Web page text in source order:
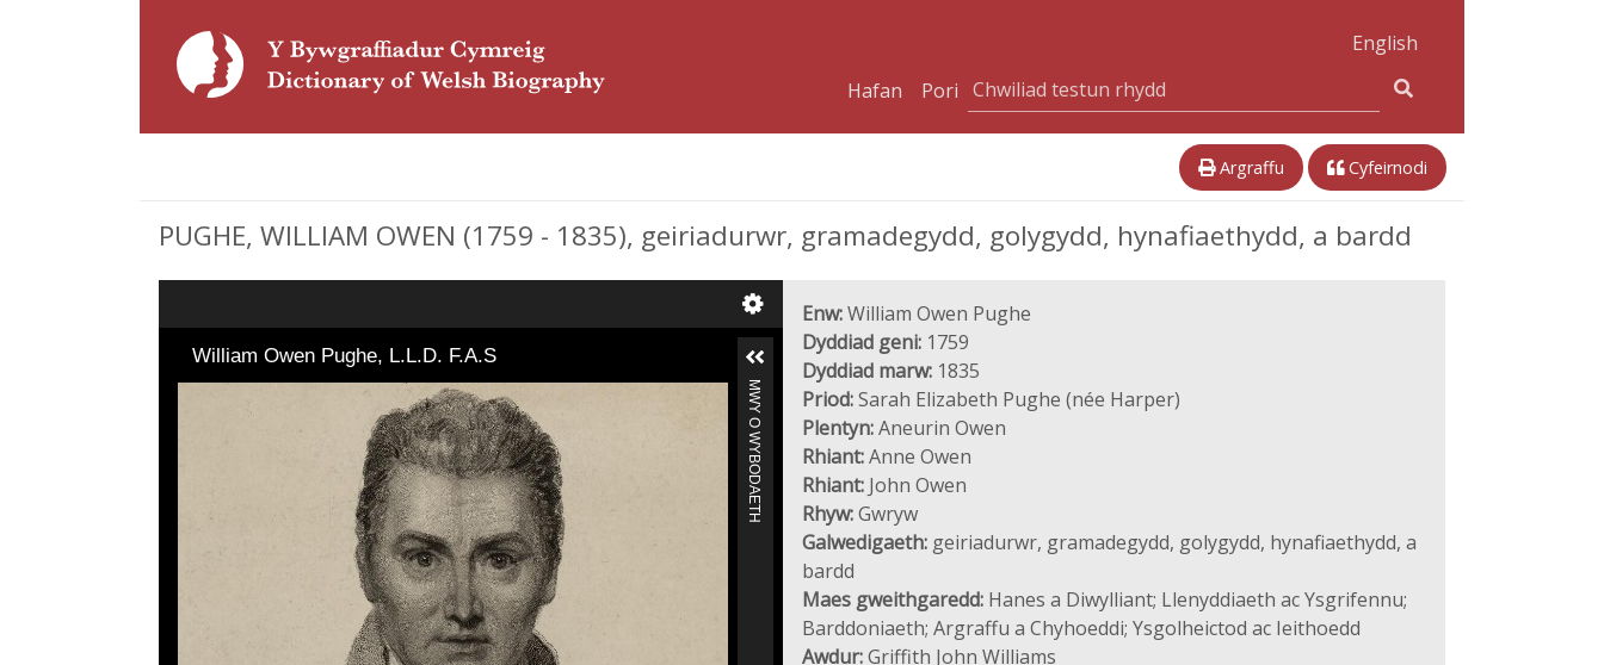
English
Hafan
Pori
Argraffu Cyfeirnodi
PUGHE, WILLIAM OWEN (1759 - 1835), geiriadurwr, gramadegydd, golygydd, hynafiaethydd, a bardd
William Owen Pughe, L.L.D. F.A.S
MWY O WYBODAETH
Enw:William Owen Pughe
Dyddiad geni: 1759
Dyddiad marw: 1835
Priod:Sarah Elizabeth Pughe (née Harper)
Plentyn:Aneurin Owen
Rhiant:Anne Owen
Rhiant: John Owen
Rhyw:Gwryw
Galwedigaeth: geiriadurwr, gramadegydd, golygydd, hynafiaethydd, a
bardd
Maes gweithgaredd: Hanes a Diwylliant; Llenyddiaeth ac Ysgrifennu;
Barddoniaeth; Argraffu a Chyhoeddi; Ysgolheictod ac Ieithoedd
Awdur:Griffith John Williams